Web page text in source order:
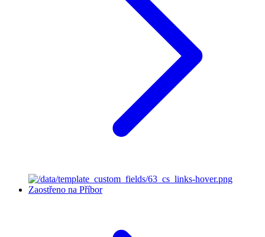
Zaostřeno na Příbor